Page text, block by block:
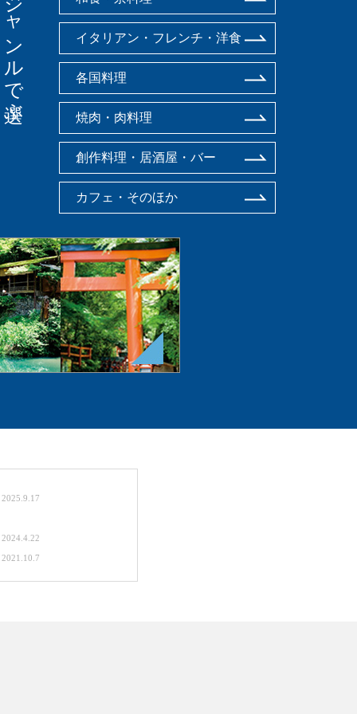
ジャンルで選ぶ イタリアン・フレンチ・洋食
各国料理
焼肉・肉料理
創作料理・居酒屋・バー
カフェ・そのほか
2025.9.17
2024.4.22
2021.10.7